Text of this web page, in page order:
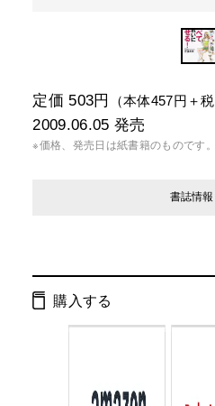
定価 503円 （本体457円＋税
2009.06.05 発売
※価格、発売日は紙書籍のものです。
書誌情報
ISBN：
判型：
購入する